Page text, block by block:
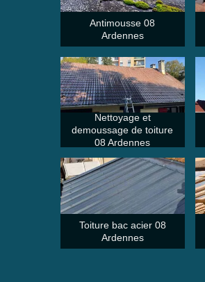
Antimousse 08
Ardennes
Nettoyage et
demoussage de toiture
08 Ardennes
Toiture bac acier 08
Ardennes